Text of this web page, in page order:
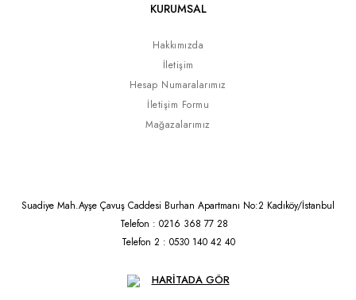
KURUMSAL
Hakkımızda
İletişim
Hesap Numaralarımız
İletişim Formu
Mağazalarımız
Suadiye Mah.Ayşe Çavuş Caddesi Burhan Apartmanı No:2 Kadıköy/İstanbul
Telefon : 0216 368 77 28
Telefon 2 : 0530 140 42 40
HARİTADA GÖR